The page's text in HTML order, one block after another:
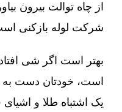
از چاه توالت بیرون
شرکت لوله بازکنی
بهتر است اگر شی
است، خودتان دست به
یک اشتباه طلا و